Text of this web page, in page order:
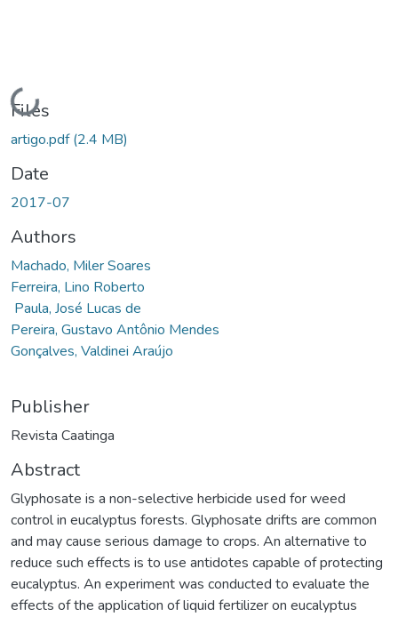
Loading...
Files
artigo.pdf(2.4 MB)
Date
2017-07
Authors
Machado, Miler Soares
Ferreira, Lino Roberto
Paula, José Lucas de
Pereira, Gustavo Antônio Mendes
Gonçalves, Valdinei Araújo
Publisher
Revista Caatinga
Abstract
Glyphosate is a non-selective herbicide used for weed
control in eucalyptus forests. Glyphosate drifts are common
and may cause serious damage to crops. An alternative to
reduce such effects is to use antidotes capable of protecting
eucalyptus. An experiment was conducted to evaluate the
effects of the application of liquid fertilizer on eucalyptus